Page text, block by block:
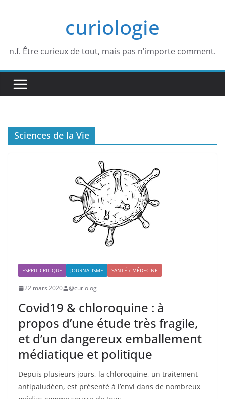
curiologie
n.f. Être curieux de tout, mais pas n'importe comment.
Sciences de la Vie
ESPRIT CRITIQUE JOURNALISME SANTÉ / MÉDECINE
22 mars 2020 @curiolog
Covid19 & chloroquine : à
propos d’une étude très fragile,
et d’un dangereux emballement
médiatique et politique
Depuis plusieurs jours, la chloroquine, un traitement
antipaludéen, est présenté à l’envi dans de nombreux